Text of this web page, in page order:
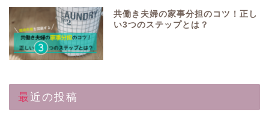
共働き夫婦の家事分担のコツ！正し
い3つのステップとは？
最近の投稿